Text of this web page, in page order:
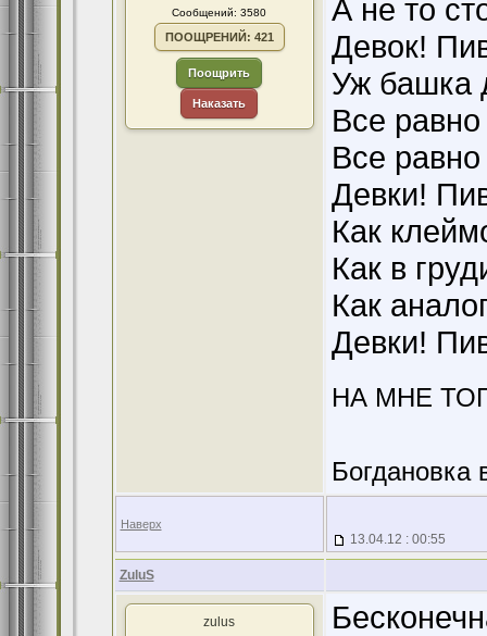
Сообщений: 3580
ПООЩРЕНИЙ: 421
Поощрить
Наказать
А не то
Девок!
Уж башка
Все
Все
Девки!
Как
Как в
Как
Девки!
НА МНЕ
Наверх
13.04.12 : 00:55
ZuluS
zulus